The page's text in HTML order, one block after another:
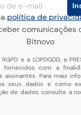
apolítica de
comunicações
Bitnovo
e a LOPDGDD, a
fornecidos com a
assinantes. Para mais
seus dados e como
de dados, consulte a